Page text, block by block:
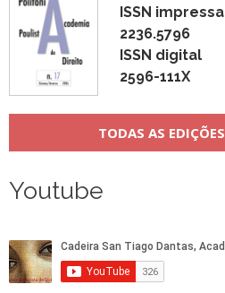
ISSN impressa
2236.5796
ISSN digital
2596-111X
TODAS AS EDIÇÕES
Youtube